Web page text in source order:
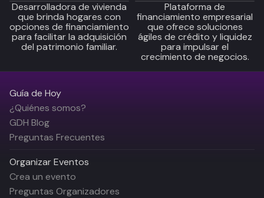
Desarrolladora de vivienda
que brinda hogares con
opciones de financiamiento
para facilitar la adquisición
del patrimonio familiar.
Plataforma de
financiamiento empresarial
que ofrece soluciones
ágiles de crédito y liquidez
para impulsar el
crecimiento de negocios.
Guía de Hoy
¿Quiénes somos?
GDH Blog
Preguntas Frecuentes
Organizar Eventos
Crea un evento
Preguntas Organizadores